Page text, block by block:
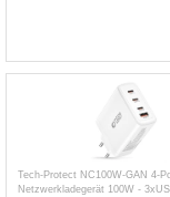
Tech-Protect NC100W-GAN 4-
Netzwerkladegerät 100W -